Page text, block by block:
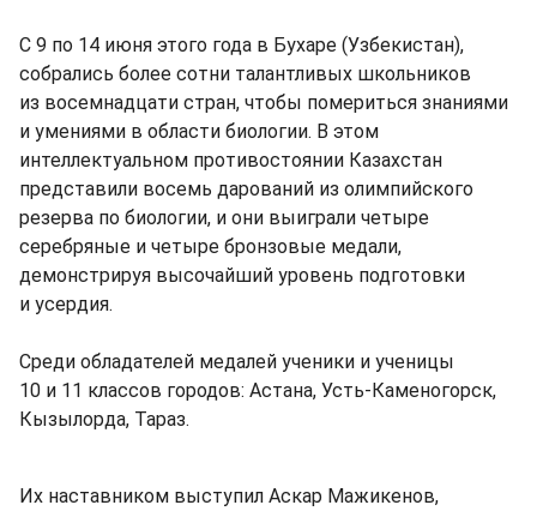
С 9 по 14 июня этого года в Бухаре (Узбекистан),
собрались более сотни талантливых школьников
из восемнадцати стран, чтобы помериться знаниями
и умениями в области биологии. В этом
интеллектуальном противостоянии Казахстан
представили восемь дарований из олимпийского
резерва по биологии, и они выиграли четыре
серебряные и четыре бронзовые медали,
демонстрируя высочайший уровень подготовки
и усердия.
Среди обладателей медалей ученики и ученицы
10 и 11 классов городов: Астана, Усть-Каменогорск,
Кызылорда, Тараз.
Их наставником выступил Аскар Мажикенов,